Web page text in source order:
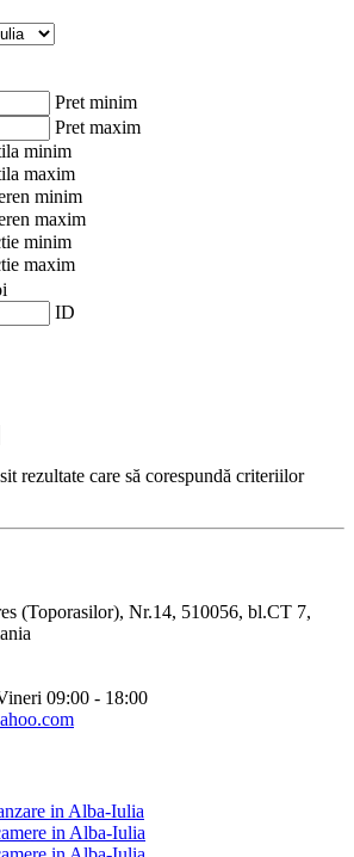
Pret minim
Pret maxim
minim
maxim
minim
maxim
minim
maxim
ID
rezultate care să corespundă criteriilor
(Toporasilor), Nr.14, 510056, bl.CT 7,
09:00 - 18:00
in Alba-Iulia
in Alba-Iulia